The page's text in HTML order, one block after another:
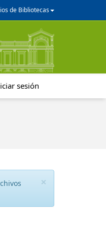
de Bibliotecas
sesión
×